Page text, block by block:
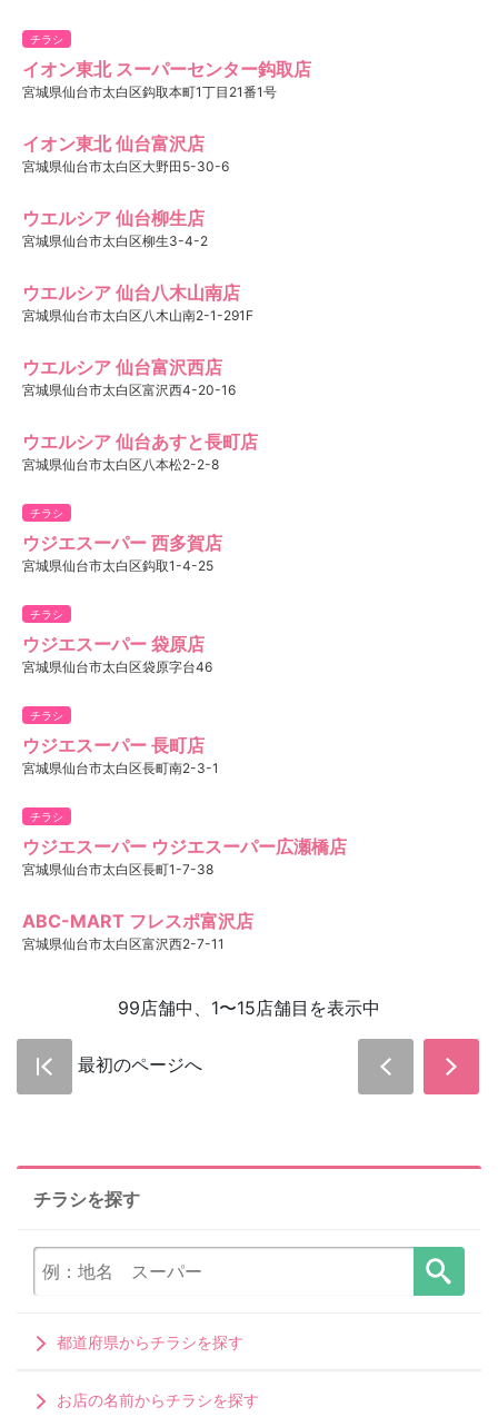
チラシ
イオン東北 スーパーセンター鈎取店
宮城県仙台市太白区鈎取本町1丁目21番1号
イオン東北 仙台富沢店
宮城県仙台市太白区大野田5-30-6
ウエルシア 仙台柳生店
宮城県仙台市太白区柳生3-4-2
ウエルシア 仙台八木山南店
宮城県仙台市太白区八木山南2-1-291F
ウエルシア 仙台富沢西店
宮城県仙台市太白区富沢西4-20-16
ウエルシア 仙台あすと長町店
宮城県仙台市太白区八本松2-2-8
チラシ
ウジエスーパー 西多賀店
宮城県仙台市太白区鈎取1-4-25
チラシ
ウジエスーパー 袋原店
宮城県仙台市太白区袋原字台46
チラシ
ウジエスーパー 長町店
宮城県仙台市太白区長町南2-3-1
チラシ
ウジエスーパー ウジエスーパー広瀬橋店
宮城県仙台市太白区長町1-7-38
ABC-MART フレスポ富沢店
宮城県仙台市太白区富沢西2-7-11
99店舗中、1〜15店舗目を表示中
最初のページへ
チラシを探す
都道府県からチラシを探す
お店の名前からチラシを探す